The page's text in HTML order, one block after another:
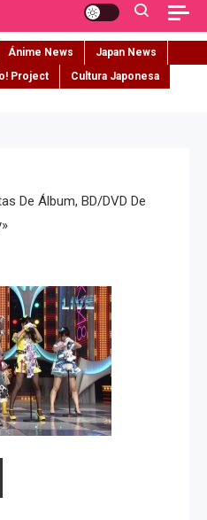
Ánime News
Japan News
Project
Cultura Japonesa
De Álbum, BD/DVD De